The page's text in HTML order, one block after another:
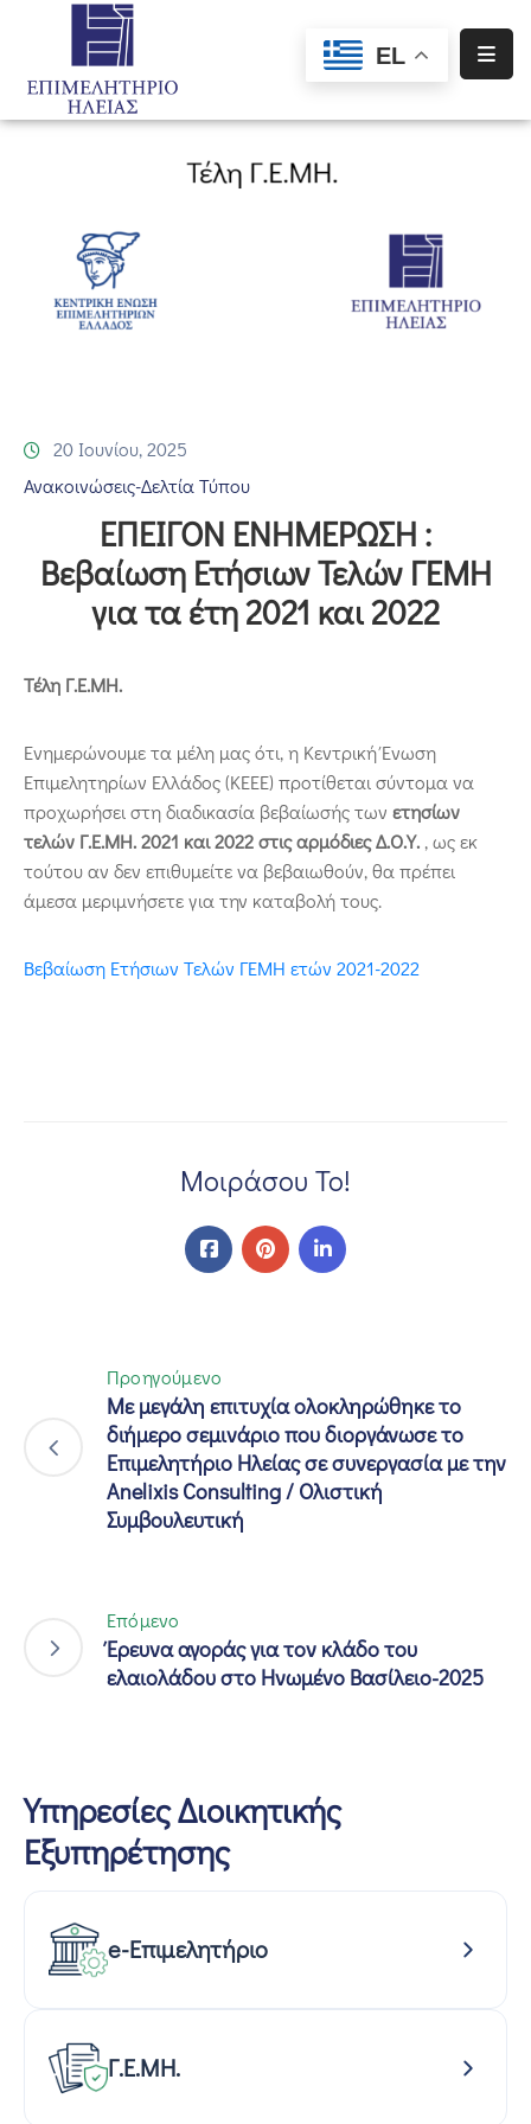
EL
Αρχική
Σύλλογοι
Σωματεία
Προγράμματα
Χρηματοδότησης
Επικοινωνία
20 Ιουνίου, 2025
Ανακοινώσεις-Δελτία Τύπου
ΕΠΕΙΓΟΝ ΕΝΗΜΕΡΩΣΗ :
Βεβαίωση Ετήσιων Τελών ΓΕΜΗ
για τα έτη 2021 και 2022
Τέλη Γ.Ε.ΜΗ.
Ενημερώνουμε τα μέλη μας ότι, η Κεντρική Ένωση
Επιμελητηρίων Ελλάδος (ΚΕΕΕ) προτίθεται σύντομα να
προχωρήσει στη διαδικασία βεβαίωσής των ετησίων
τελών Γ.Ε.ΜΗ. 2021 και 2022 στις αρμόδιες Δ.Ο.Υ. , ως εκ
τούτου αν δεν επιθυμείτε να βεβαιωθούν, θα πρέπει
άμεσα μεριμνήσετε για την καταβολή τους.
Βεβαίωση Eτήσιων Τελών ΓΕΜΗ ετών 2021-2022
Μοιράσου Το!
Προηγούμενο
Με μεγάλη επιτυχία ολοκληρώθηκε το
διήμερο σεμινάριο που διοργάνωσε το
Επιμελητήριο Ηλείας σε συνεργασία με την
Anelixis Consulting / Ολιστική
Συμβουλευτική
Επόμενο
Έρευνα αγοράς για τον κλάδο του
ελαιολάδου στο Ηνωμένο Βασίλειο-2025
Υπηρεσίες Διοικητικής
Εξυπηρέτησης
e-Επιμελητήριο
Γ.Ε.ΜΗ.